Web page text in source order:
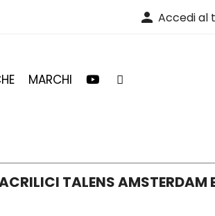
person Accedi al
MARCHI
TALENS AMSTERDAM